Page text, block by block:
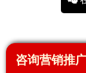
咨询营销推